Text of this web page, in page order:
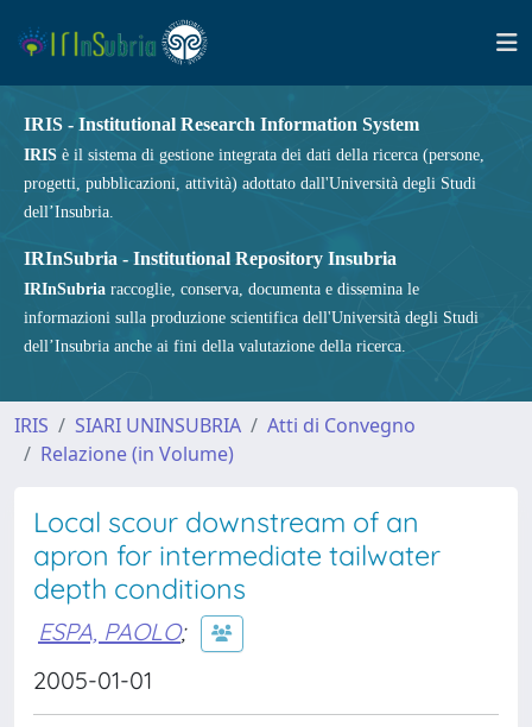
IRIS - Institutional Research Information System
IRIS è il sistema di gestione integrata dei dati della ricerca (persone,
progetti, pubblicazioni, attività) adottato dall'Università degli Studi
dell’Insubria.
IRInSubria - Institutional Repository Insubria
IRInSubria raccoglie, conserva, documenta e dissemina le
informazioni sulla produzione scientifica dell'Università degli Studi
dell’Insubria anche ai fini della valutazione della ricerca.
IRIS SIARI UNINSUBRIA
Atti di Convegno
Relazione (in Volume)
Local scour downstream of an
apron for intermediate tailwater
depth conditions
ESPA, PAOLO;
2005-01-01